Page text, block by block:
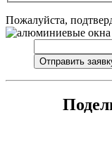
Пожалуйста,